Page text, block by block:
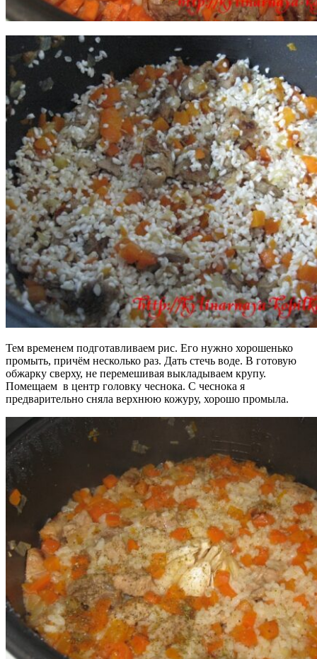
Тем временем подготавливаем рис. Его нужно хорошенько
промыть, причём несколько раз. Дать стечь воде. В готовую
обжарку сверху, не перемешивая выкладываем крупу.
Помещаем в центр головку чеснока. С чеснока я
предварительно сняла верхнюю кожуру, хорошо промыла.